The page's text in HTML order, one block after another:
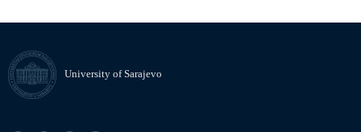
University of Sarajevo